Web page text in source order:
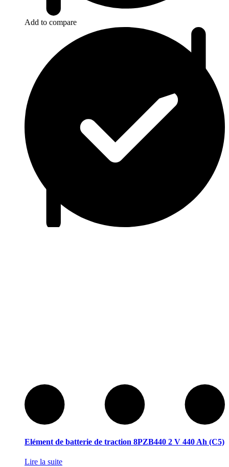
Add to compare
Elément de batterie de traction 8PZB440 2 V 440 Ah (C5)
Lire la suite